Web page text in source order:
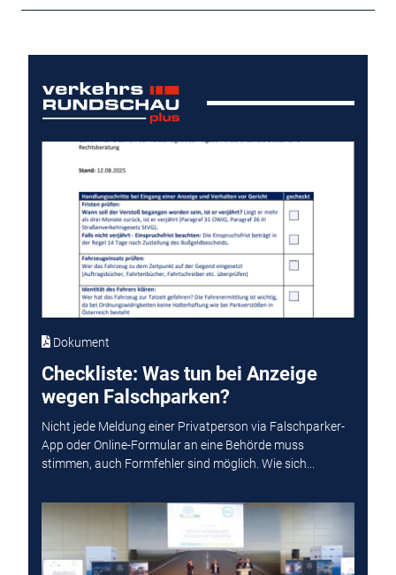
Dokument
Checkliste: Was tun bei Anzeige
wegen Falschparken?
Nicht jede Meldung einer Privatperson via Falschparker-
App oder Online-Formular an eine Behörde muss
stimmen, auch Formfehler sind möglich. Wie sich...